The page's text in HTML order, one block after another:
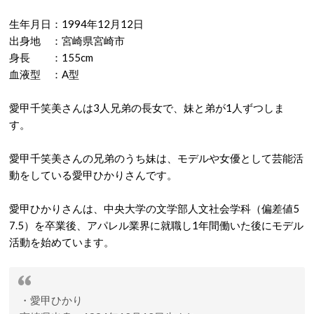
生年月日：1994年12月12日
出身地 ：宮崎県宮崎市
身長 ：155cm
血液型 ：A型
愛甲千笑美さんは3人兄弟の長女で、妹と弟が1人ずつしま
す。
愛甲千笑美さんの兄弟のうち妹は、モデルや女優として芸能活
動をしている愛甲ひかりさんです。
愛甲ひかりさんは、中央大学の文学部人文社会学科（偏差値5
7.5）を卒業後、アパレル業界に就職し1年間働いた後にモデル
活動を始めています。
・愛甲ひかり